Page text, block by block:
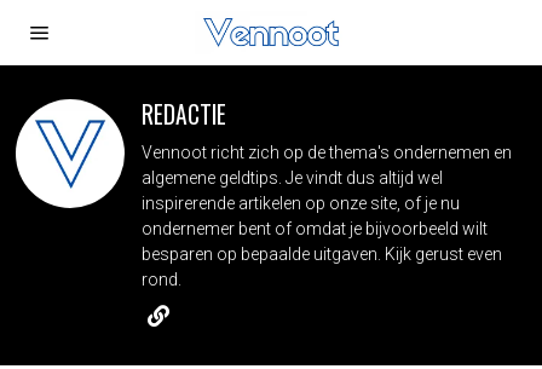
REDACTIE
Vennoot richt zich op de thema's ondernemen en
algemene geldtips. Je vindt dus altijd wel
inspirerende artikelen op onze site, of je nu
ondernemer bent of omdat je bijvoorbeeld wilt
besparen op bepaalde uitgaven. Kijk gerust even
rond.